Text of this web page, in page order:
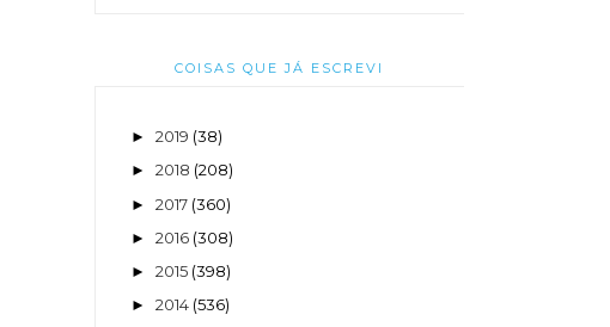
COISAS QUE JÁ ESCREVI
► 2019 (38)
► 2018 (208)
► 2017 (360)
► 2016 (308)
► 2015 (398)
► 2014 (536)